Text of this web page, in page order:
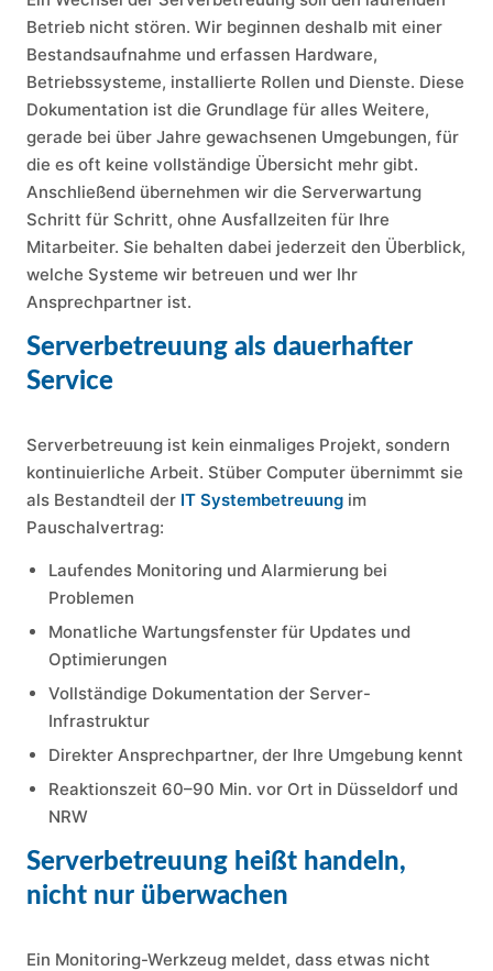
Betrieb nicht stören. Wir beginnen deshalb mit einer
Bestandsaufnahme und erfassen Hardware,
Betriebssysteme, installierte Rollen und Dienste. Diese
Dokumentation ist die Grundlage für alles Weitere,
gerade bei über Jahre gewachsenen Umgebungen, für
die es oft keine vollständige Übersicht mehr gibt.
Anschließend übernehmen wir die Serverwartung
Schritt für Schritt, ohne Ausfallzeiten für Ihre
Mitarbeiter. Sie behalten dabei jederzeit den Überblick,
welche Systeme wir betreuen und wer Ihr
Ansprechpartner ist.
Serverbetreuung als dauerhafter
Service
Serverbetreuung ist kein einmaliges Projekt, sondern
kontinuierliche Arbeit. Stüber Computer übernimmt sie
als Bestandteil der IT Systembetreuung im
Pauschalvertrag:
Laufendes Monitoring und Alarmierung bei
Problemen
Monatliche Wartungsfenster für Updates und
Optimierungen
Vollständige Dokumentation der Server-
Infrastruktur
Direkter Ansprechpartner, der Ihre Umgebung kennt
Reaktionszeit 60–90 Min. vor Ort in Düsseldorf und
NRW
Serverbetreuung heißt handeln,
nicht nur überwachen
Ein Monitoring-Werkzeug meldet, dass etwas nicht